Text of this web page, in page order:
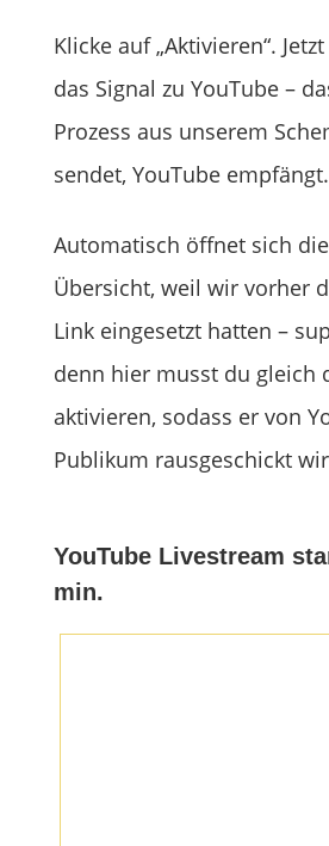
Klicke auf „Aktivieren“.
das Signal zu YouTube –
Prozess aus unserem
sendet, YouTube empfängt.
Automatisch öffnet sich
Übersicht, weil wir vorher
Link eingesetzt hatten –
denn hier musst du gleich
aktivieren, sodass er von
Publikum rausgeschickt
YouTube Livestream
min.